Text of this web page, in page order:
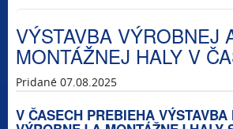
VÝSTAVBA VÝROBNEJ
MONTÁŽNEJ HALY V
Pridané 07.08.2025
V ČASECH PREBIEHA VÝSTAVBA